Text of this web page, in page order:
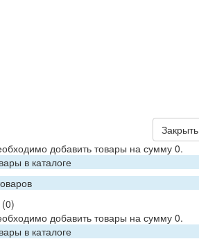
Закрыть
добавить товары на сумму 0.
в каталоге
(0)
добавить товары на сумму 0.
в каталоге